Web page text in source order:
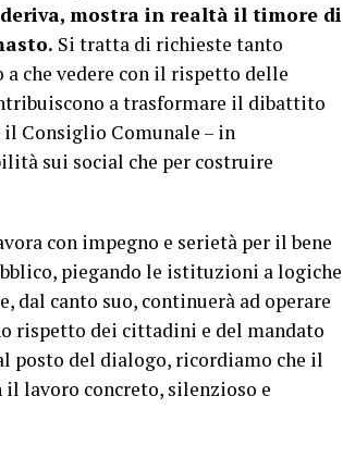
mostra in realtà il timore di
Si tratta di richieste tanto
che vedere con il rispetto delle
a trasformare il dibattito
Consiglio Comunale – in
sui social che per costruire
con impegno e serietà per il bene
piegando le istituzioni a logiche
dal canto suo, continuerà ad operare
rispetto dei cittadini e del mandato
posto del dialogo, ricordiamo che il
il lavoro concreto, silenzioso e